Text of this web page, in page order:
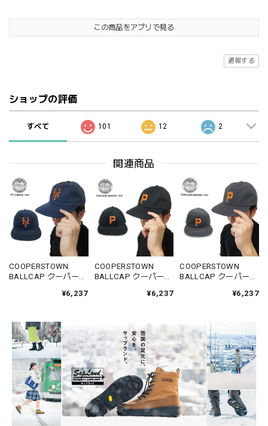
この商品をアプリで見る
通報する
ショップの評価
すべて 101 12 2
関連商品
COOPERSTOWN
BALLCAP クーパーズ
100%
¥6,237
COOPERSTOWN
BALLCAP クーパーズ
¥6,237
COOPERSTOWN
BALLCAP クーパーズ
綿 100%
¥6,237